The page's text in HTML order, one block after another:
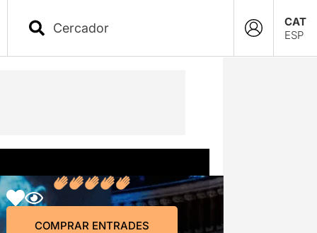
CAT
ESP
COMPRAR ENTRADES
COMPRAR ENTRADES